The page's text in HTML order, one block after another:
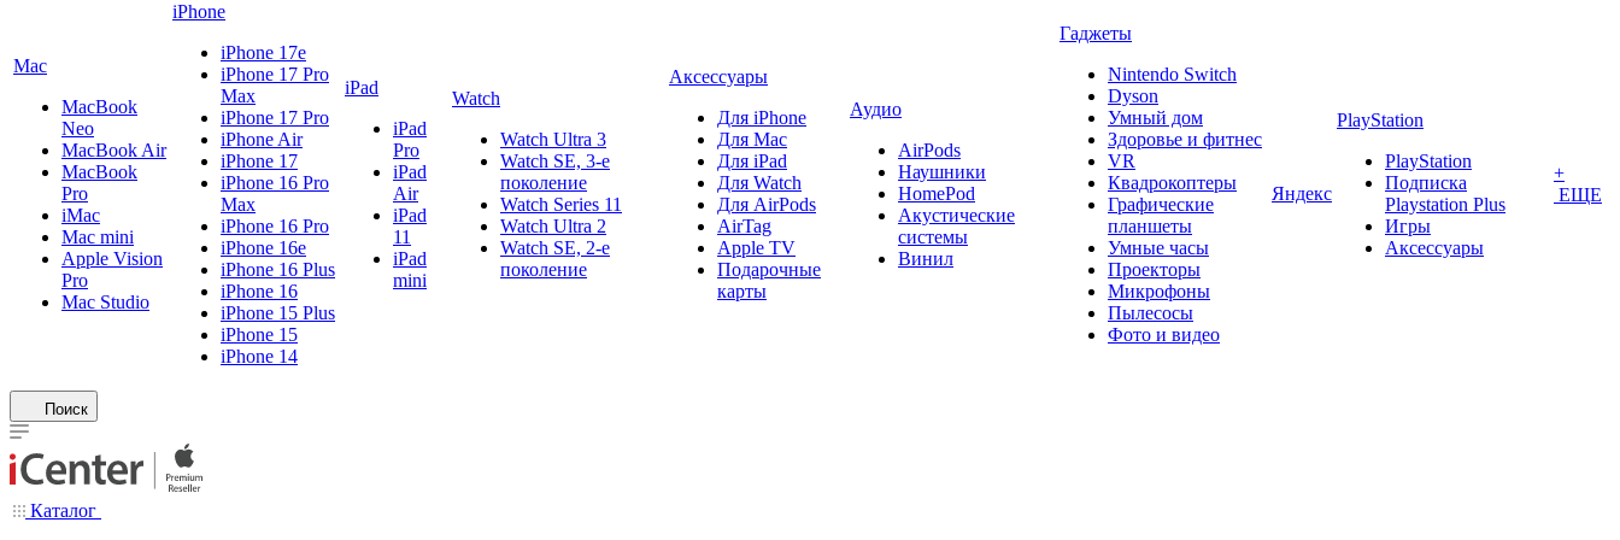
Mac
MacBook
Neo
MacBook Air
MacBook
Pro
iMac
Mac mini
Apple Vision
Pro
Mac Studio
iPhone
iPhone 17e
iPhone 17 Pro
Max
iPhone 17 Pro
iPhone Air
iPhone 17
iPhone 16 Pro
Max
iPhone 16 Pro
iPhone 16e
iPhone 16 Plus
iPhone 16
iPhone 15 Plus
iPhone 15
iPhone 14
iPad
iPad
Pro
iPad
Air
iPad
11
iPad
mini
Watch
Watch Ultra 3
Watch SE, 3-е
поколение
Watch Series 11
Watch Ultra 2
Watch SE, 2-е
поколение
Аксессуары
Для iPhone
Для Mac
Для iPad
Для Watch
Для AirPods
AirTag
Apple TV
Подарочные
карты
Аудио
AirPods
Наушники
HomePod
Акустические
системы
Винил
Гаджеты
Nintendo Switch
Dyson
Умный дом
Здоровье и фитнес
VR
Квадрокоптеры
Графические
планшеты
Умные часы
Проекторы
Микрофоны
Пылесосы
Фото и видео
Яндекс
PlayStation
PlayStation
Подписка
Playstation Plus
Игры
Аксессуары
+
ЕЩЕ
Поиск
Каталог